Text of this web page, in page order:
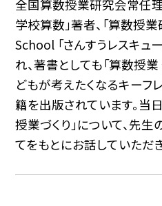
全国算数授業研究会常任
学校算数」著者、「算数授
School 「さんすうレスキュ
れ、著書としても「算数授
どもが考えたくなるキーフ
籍を出版されています。当
授業づくり」について、先
てをもとにお話していただ